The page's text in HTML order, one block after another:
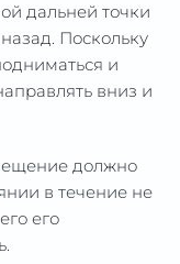
дальней точки
Поскольку
и
вниз и
должно
в течение не
его